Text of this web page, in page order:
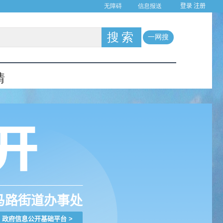
登录 注册
路街道办事处
政府信息公开基础平台 >